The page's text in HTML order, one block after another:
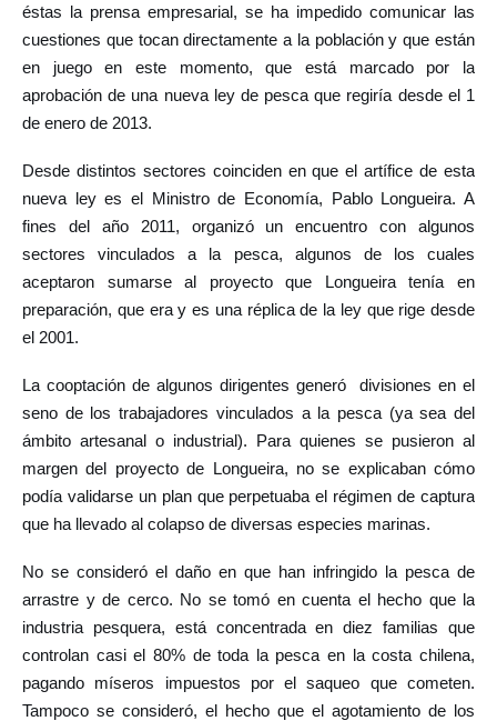
éstas la prensa empresarial, se ha impedido comunicar las
cuestiones que tocan directamente a la población y que están
en juego en este momento, que está marcado por la
aprobación de una nueva ley de pesca que regiría desde el 1
de enero de 2013.
Desde distintos sectores coinciden en que el artífice de esta
nueva ley es el Ministro de Economía, Pablo Longueira. A
fines del año 2011, organizó un encuentro con algunos
sectores vinculados a la pesca, algunos de los cuales
aceptaron sumarse al proyecto que Longueira tenía en
preparación, que era y es una réplica de la ley que rige desde
el 2001.
La cooptación de algunos dirigentes generó divisiones en el
seno de los trabajadores vinculados a la pesca (ya sea del
ámbito artesanal o industrial). Para quienes se pusieron al
margen del proyecto de Longueira, no se explicaban cómo
podía validarse un plan que perpetuaba el régimen de captura
que ha llevado al colapso de diversas especies marinas.
No se consideró el daño en que han infringido la pesca de
arrastre y de cerco. No se tomó en cuenta el hecho que la
industria pesquera, está concentrada en diez familias que
controlan casi el 80% de toda la pesca en la costa chilena,
pagando míseros impuestos por el saqueo que cometen.
Tampoco se consideró, el hecho que el agotamiento de los